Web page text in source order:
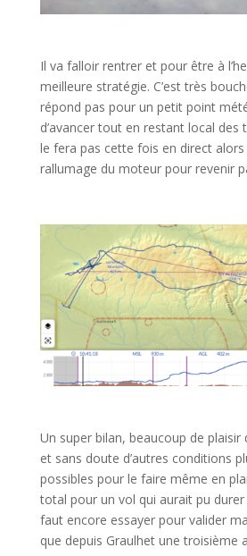
Il va falloir rentrer et pour être à
meilleure stratégie. C’est très
répond pas pour un petit point
d’avancer tout en restant local des
le fera pas cette fois en direct
rallumage du moteur pour revenir
Un super bilan, beaucoup de plaisir
et sans doute d’autres conditions
possibles pour le faire même en
total pour un vol qui aurait pu durer
faut encore essayer pour valider
que depuis Graulhet une troisième